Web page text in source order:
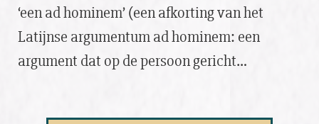
‘een ad hominem’ (een afkorting van het
Latijnse argumentum ad hominem: een
argument dat op de persoon gericht…